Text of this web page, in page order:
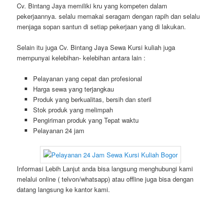
Cv. Bintang Jaya memiliki kru yang kompeten dalam
pekerjaannya. selalu memakai seragam dengan rapih dan selalu
menjaga sopan santun di setiap pekerjaan yang di lakukan.
Selain itu juga Cv. Bintang Jaya Sewa Kursi kuliah juga
mempunyai kelebihan- kelebihan antara lain :
Pelayanan yang cepat dan profesional
Harga sewa yang terjangkau
Produk yang berkualitas, bersih dan steril
Stok produk yang melimpah
Pengiriman produk yang Tepat waktu
Pelayanan 24 jam
Informasi Lebih Lanjut anda bisa langsung menghubungi kami
melalui online ( telvon/whatsapp) atau offline juga bisa dengan
datang langsung ke kantor kami.